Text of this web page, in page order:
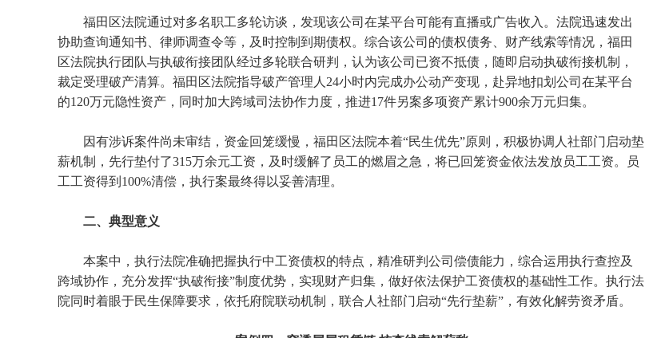
福田区法院通过对多名职工多轮访谈，发现该公司在某平台可能有直播或广告收入。法院迅速发出
协助查询通知书、律师调查令等，及时控制到期债权。综合该公司的债权债务、财产线索等情况，福田
区法院执行团队与执破衔接团队经过多轮联合研判，认为该公司已资不抵债，随即启动执破衔接机制，
裁定受理破产清算。福田区法院指导破产管理人24小时内完成办公动产变现，赴异地扣划公司在某平台
的120万元隐性资产，同时加大跨域司法协作力度，推进17件另案多项资产累计900余万元归集。
因有涉诉案件尚未审结，资金回笼缓慢，福田区法院本着“民生优先”原则，积极协调人社部门启动垫
薪机制，先行垫付了315万余元工资，及时缓解了员工的燃眉之急，将已回笼资金依法发放员工工资。员
工工资得到100%清偿，执行案最终得以妥善清理。
二、典型意义
本案中，执行法院准确把握执行中工资债权的特点，精准研判公司偿债能力，综合运用执行查控及
跨域协作，充分发挥“执破衔接”制度优势，实现财产归集，做好依法保护工资债权的基础性工作。执行法
院同时着眼于民生保障要求，依托府院联动机制，联合人社部门启动“先行垫薪”，有效化解劳资矛盾。